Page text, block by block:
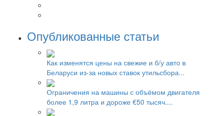
Опубликованные статьи
Как изменятся цены на свежие и б/у авто в
Беларуси из-за новых ставок утильсбора...
Ограничения на машины с объёмом двигателя
более 1,9 литра и дороже €50 тысяч....